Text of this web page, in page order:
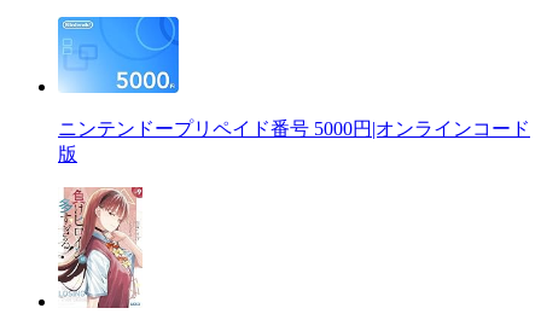
ニンテンドープリペイド番号 5000円|オンラインコード
版